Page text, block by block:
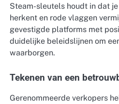
Steam-sleutels houdt in dat
herkent en rode vlaggen
gevestigde platforms met
duidelijke beleidslijnen om
waarborgen.
Tekenen van een
Gerenommeerde verkopers